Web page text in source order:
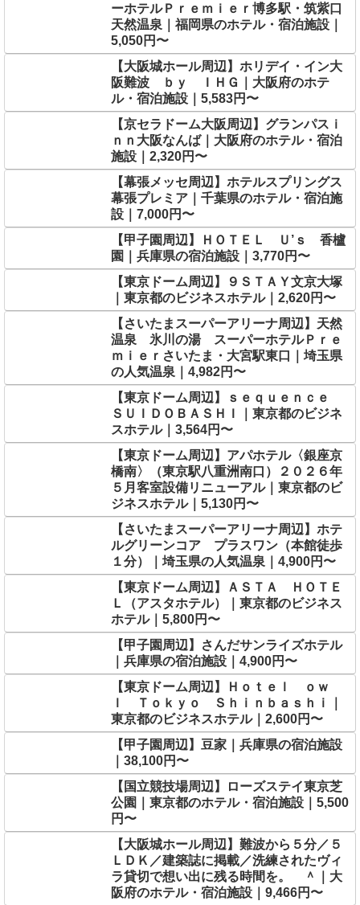
ーホテルＰｒｅｍｉｅｒ博多駅・筑紫口
天然温泉｜福岡県のホテル・宿泊施設｜
5,050円〜
【大阪城ホール周辺】ホリデイ・イン大
阪難波 ｂｙ ＩＨＧ｜大阪府のホテ
ル・宿泊施設｜5,583円〜
【京セラドーム大阪周辺】グランパスｉ
ｎｎ大阪なんば｜大阪府のホテル・宿泊
施設｜2,320円〜
【幕張メッセ周辺】ホテルスプリングス
幕張プレミア｜千葉県のホテル・宿泊施
設｜7,000円〜
【甲子園周辺】ＨＯＴＥＬ Ｕ’ｓ 香櫨
園｜兵庫県の宿泊施設｜3,770円〜
【東京ドーム周辺】９ＳＴＡＹ文京大塚
｜東京都のビジネスホテル｜2,620円〜
【さいたまスーパーアリーナ周辺】天然
温泉 氷川の湯 スーパーホテルＰｒｅ
ｍｉｅｒさいたま・大宮駅東口｜埼玉県
の人気温泉｜4,982円〜
【東京ドーム周辺】ｓｅｑｕｅｎｃｅ
ＳＵＩＤＯＢＡＳＨＩ｜東京都のビジネ
スホテル｜3,564円〜
【東京ドーム周辺】アパホテル〈銀座京
橋南〉（東京駅八重洲南口）２０２６年
５月客室設備リニューアル｜東京都のビ
ジネスホテル｜5,130円〜
【さいたまスーパーアリーナ周辺】ホテ
ルグリーンコア プラスワン（本館徒歩
１分）｜埼玉県の人気温泉｜4,900円〜
【東京ドーム周辺】ＡＳＴＡ ＨＯＴＥ
Ｌ（アスタホテル）｜東京都のビジネス
ホテル｜5,800円〜
【甲子園周辺】さんだサンライズホテル
｜兵庫県の宿泊施設｜4,900円〜
【東京ドーム周辺】Ｈｏｔｅｌ ｏｗ
ｌ Ｔｏｋｙｏ Ｓｈｉｎｂａｓｈｉ｜
東京都のビジネスホテル｜2,600円〜
【甲子園周辺】豆家｜兵庫県の宿泊施設
｜38,100円〜
【国立競技場周辺】ローズステイ東京芝
公園｜東京都のホテル・宿泊施設｜5,500
円〜
【大阪城ホール周辺】難波から５分／５
ＬＤＫ／建築誌に掲載／洗練されたヴィ
ラ貸切で想い出に残る時間を。 ＾｜大
阪府のホテル・宿泊施設｜9,466円〜